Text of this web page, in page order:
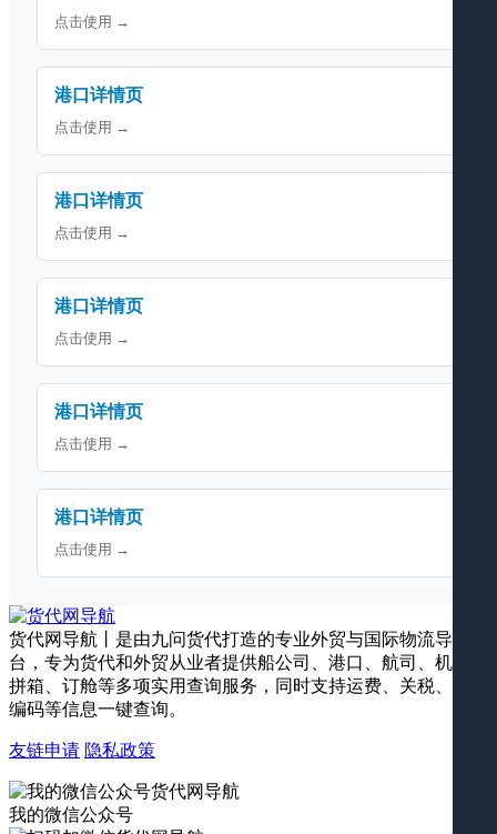
点击使用 →
港口详情页
点击使用 →
港口详情页
点击使用 →
港口详情页
点击使用 →
港口详情页
点击使用 →
港口详情页
点击使用 →
货代网导航丨是由九问货代打造的专业外贸与国际物流导航平
台，专为货代和外贸从业者提供船公司、港口、航司、机场、
拼箱、订舱等多项实用查询服务，同时支持运费、关税、海关
编码等信息一键查询。
友链申请 隐私政策
我的微信公众号